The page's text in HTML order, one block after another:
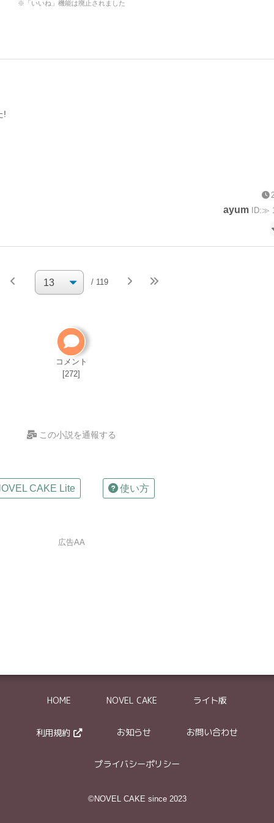
※「いいね」機能は廃止されました
!
ayum ID:≫
分で小説を削除してください
/ 119
コメント
[272]
この小説を通報する
認メールが自動返信されます
いては、どういった部分が元作品と類似しているかを具体的にお伝え下さい。
作品の盗作と思われます。登場人物の名前を変えているだけで●●というスト
CAKE Lite 使い方
広告AA
HOME NOVEL CAKE ライト版
利用規約 お知らせ お問い合わせ
プライバシーポリシー
©NOVEL CAKE since 2023